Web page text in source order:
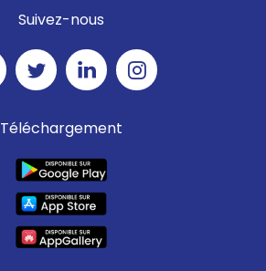
Suivez-nous
Téléchargement